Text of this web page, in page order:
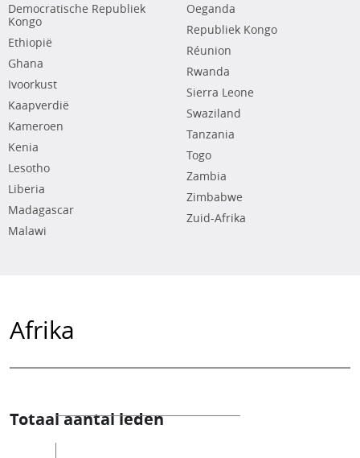
Democratische Republiek
Kongo
Ethiopië
Ghana
Ivoorkust
Kaapverdië
Kameroen
Kenia
Lesotho
Liberia
Madagascar
Malawi
Oeganda
Republiek Kongo
Réunion
Rwanda
Sierra Leone
Swaziland
Tanzania
Togo
Zambia
Zimbabwe
Zuid-Afrika
Afrika
Totaal aantal leden